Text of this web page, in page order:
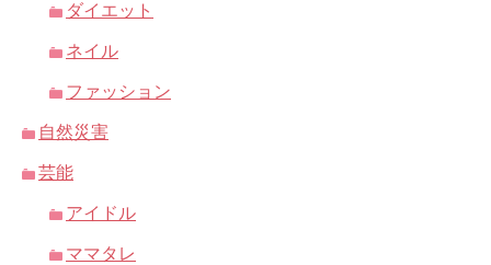
ダイエット
ネイル
ファッション
自然災害
芸能
アイドル
ママタレ